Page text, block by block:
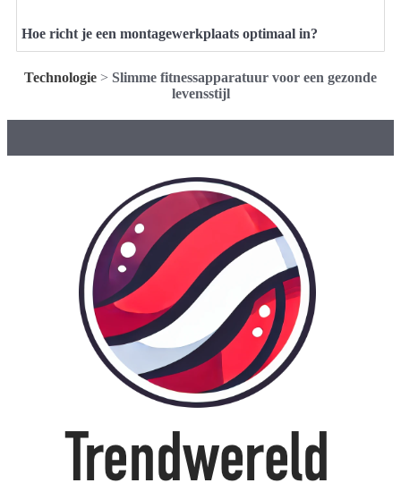
Hoe richt je een montagewerkplaats optimaal in?
Technologie > Slimme fitnessapparatuur voor een gezonde
levensstijl